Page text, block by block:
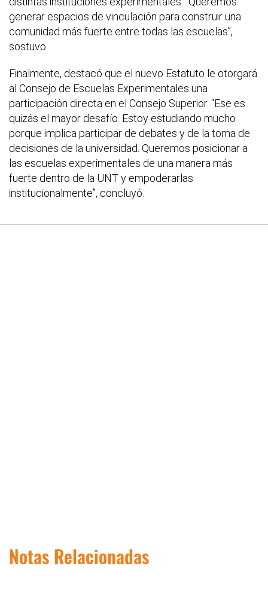
generar espacios de vinculación para construir una
comunidad más fuerte entre todas las escuelas”,
sostuvo.
Finalmente, destacó que el nuevo Estatuto le otorgará
al Consejo de Escuelas Experimentales una
participación directa en el Consejo Superior. “Ese es
quizás el mayor desafío. Estoy estudiando mucho
porque implica participar de debates y de la toma de
decisiones de la universidad. Queremos posicionar a
las escuelas experimentales de una manera más
fuerte dentro de la UNT y empoderarlas
institucionalmente”, concluyó.
Notas Relacionadas